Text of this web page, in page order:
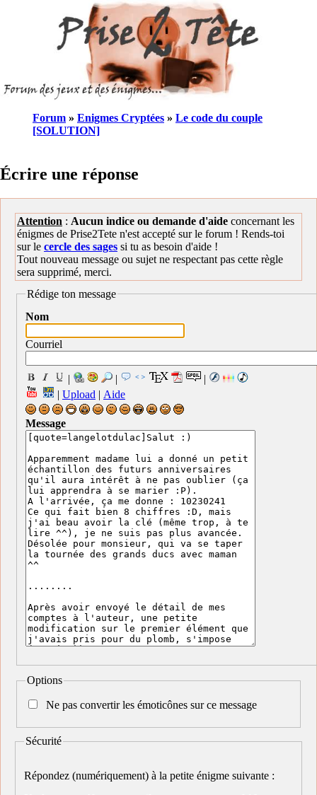
Forum » Enigmes Cryptées » Le code du couple
[SOLUTION]
Écrire une réponse
Attention : Aucun indice ou demande d'aide concernant les
énigmes de Prise2Tete n'est accepté sur le forum ! Rends-toi
sur le cercle des sages si tu as besoin d'aide !
Tout nouveau message ou sujet ne respectant pas cette règle
sera supprimé, merci.
Rédige ton message
Nom
Courriel
| |
|
| Upload | Aide
Message
Options
Ne pas convertir les émoticônes sur ce message
Sécurité
Répondez (numériquement) à la petite énigme suivante :